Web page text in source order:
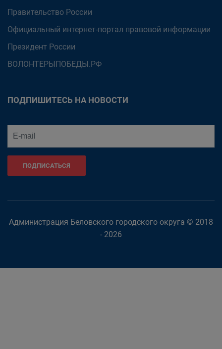
Правительство России
Официальный интернет-портал правовой информации
Президент России
ВОЛОНТЕРЫПОБЕДЫ.РФ
ПОДПИШИТЕСЬ НА НОВОСТИ
ПОДПИСАТЬСЯ
Администрация Беловского городского округа © 2018
- 2026